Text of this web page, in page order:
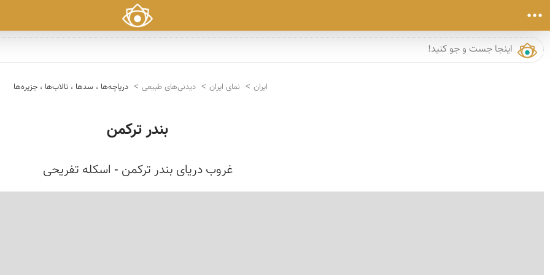
ایران نمای ایران دیدنی‌های طبیعی دریاچه‌ها ، سدها ، تالاب‌ها ، جزیره‌ها
بندر ترکمن
غروب دریای بندر ترکمن - اسکله تفریحی